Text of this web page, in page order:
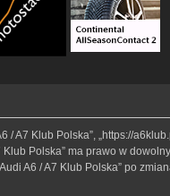
/ A7 Klub Polska”, „https://
Polska” ma prawo w
A6 / A7 Klub Polska” po